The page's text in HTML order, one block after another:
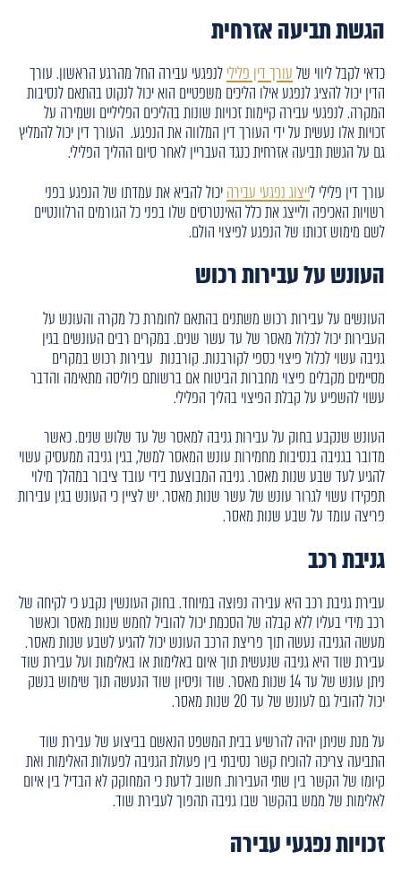
הגשת תביעה אזרחית
כדאי לקבל ליווי שלעורך דין פלילילנפגעי עבירה החל מהרגע הראשון. עורך
הדין יכול להציג לנפגע אילו הליכים משפטיים הוא יכול לנקוט בהתאם לנסיבות
המקרה. לנפגעי עבירה קיימות זכויות שונות בהליכים הפליליים ושמירה על
זכויות אלו נעשית על ידי העורך דין המלווה את הנפגע. העורך דין יכול להמליץ
גם על הגשת תביעה אזרחית כנגד העבריין לאחר סיום ההליך הפלילי.
עורך דין פלילי לייצוג נפגעי עבירהיכול להביא את עמדתו של הנפגע בפני
רשויות האכיפה ולייצג את כלל האינטרסים שלו בפני כל הגורמים הרלוונטיים
לשם מימוש זכותו של הנפגע לפיצוי הולם.
העונש על עבירות רכוש
העונשים על עבירות רכוש משתנים בהתאם לחומרת כל מקרה והעונש על
העבירות יכול לכלול מאסר של עד עשר שנים. במקרים רבים העונשים בגין
גניבה עשוי לכלול פיצוי כספי לקורבנות. קורבנות עבירות רכוש במקרים
מסיימים מקבלים פיצוי מחברות הביטוח אם ברשותם פוליסה מתאימה והדבר
עשוי להשפיע על קבלת הפיצוי בהליך הפלילי.
העונש שנקבע בחוק על עבירות גניבה למאסר של עד שלוש שנים. כאשר
מדובר בגניבה בנסיבות מחמירות עונש המאסר למשל, בגין גניבה ממעסיק עשוי
להגיע לעד שבע שנות מאסר. גניבה המבוצעת בידי עובד ציבור במהלך מילוי
תפקידו עשוי לגרור עונש של עשר שנות מאסר. יש לציין כי העונש בגין עבירות
פריצה עומד על שבע שנות מאסר.
גניבת רכב
עבירת גניבת רכב היא עבירה נפוצה במיוחד. בחוק העונשין נקבע כי לקיחה של
רכב מידי בעליו ללא קבלה של הסכמת יכול להוביל לחמש שנות מאסר וכאשר
מעשה הגניבה נעשה תוך פריצת הרכב העונש יכול להגיע לשבע שנות מאסר.
עבירת שוד היא גניבה שנעשית תוך איום באלימות או באלימות ועל עבירת שוד
ניתן עונש של עד 14 שנות מאסר. שוד וניסיון שוד הנעשה תוך שימוש בנשק
יכול להוביל גם לעונש של עד 20 שנות מאסר.
על מנת שניתן יהיה להרשיע בבית המשפט הנאשם בביצוע של עבירת שוד
התביעה צריכה להוכיח קשר נסיבתי בין פעולת הגניבה לפעולות האלימות ואת
קיומו של הקשר בין שתי העבירות. חשוב לדעת כי המחוקק לא הבדיל בין איום
לאלימות של ממש בהקשר שבו גניבה תהפוך לעבירת שוד.
זכויות נפגעי עבירה